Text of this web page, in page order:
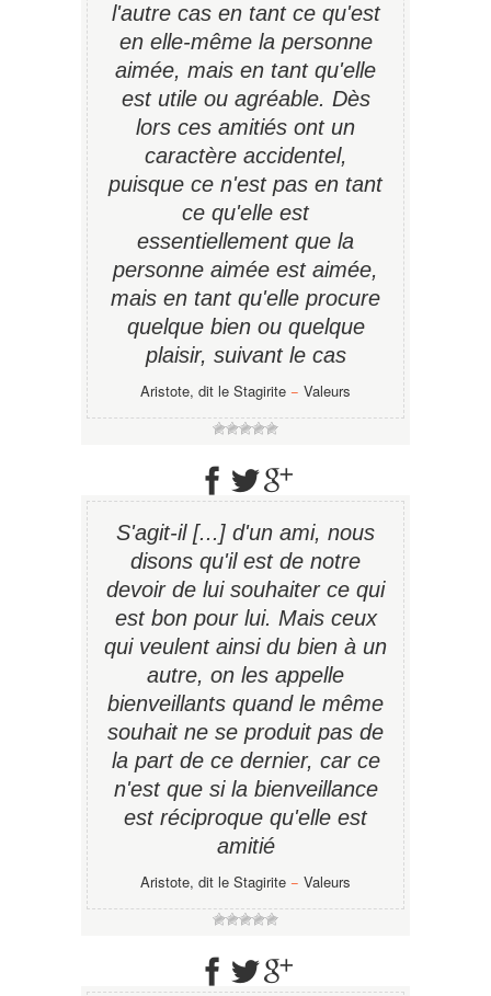
l'autre cas en tant ce qu'est
en elle-même la personne
aimée, mais en tant qu'elle
est utile ou agréable. Dès
lors ces amitiés ont un
caractère accidentel,
puisque ce n'est pas en tant
ce qu'elle est
essentiellement que la
personne aimée est aimée,
mais en tant qu'elle procure
quelque bien ou quelque
plaisir, suivant le cas
Aristote, dit le Stagirite − Valeurs
S'agit-il [...] d'un ami, nous
disons qu'il est de notre
devoir de lui souhaiter ce qui
est bon pour lui. Mais ceux
qui veulent ainsi du bien à un
autre, on les appelle
bienveillants quand le même
souhait ne se produit pas de
la part de ce dernier, car ce
n'est que si la bienveillance
est réciproque qu'elle est
amitié
Aristote, dit le Stagirite − Valeurs